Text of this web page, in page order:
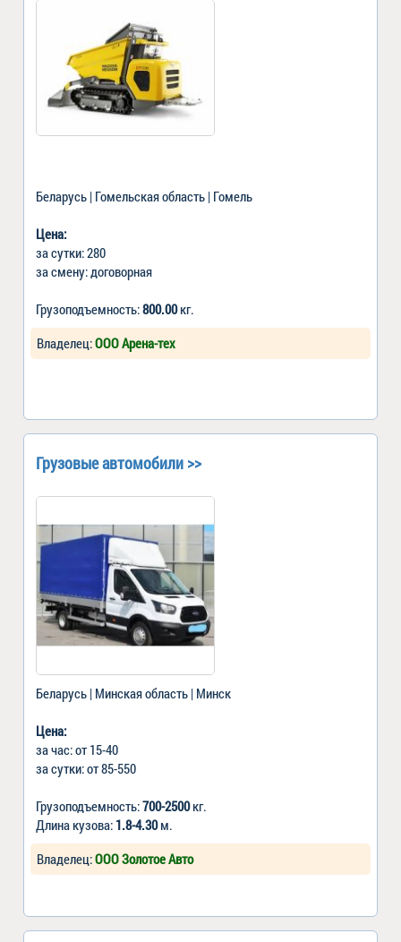
Беларусь | Гомельская область | Гомель
Цена:
за сутки: 280
за смену: договорная
Грузоподъемность:800.00кг.
Владелец:ООО Арена-тех
Грузовые автомобили >>
Беларусь | Минская область | Минск
Цена:
за час: от 15-40
за сутки: от 85-550
Грузоподъемность:700-2500кг.
Длина кузова: 1.8-4.30м.
Владелец:ООО Золотое Авто